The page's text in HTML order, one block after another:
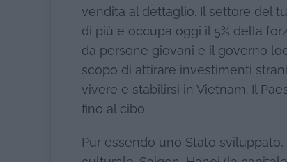
vendita al dettaglio. Il settore del
di più e occupa oggi il 5% della
da persone giovani e il governo
scopo di attirare investimenti
vivere e stabilirsi in Vietnam. Il
fino al cibo.
Pur essendo uno Stato